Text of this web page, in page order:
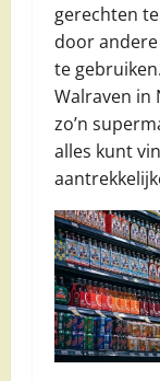
gerechten
door
te
Walraven in
zo’n
alles kunt